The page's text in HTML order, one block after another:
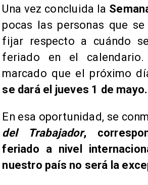
Una vez concluida la
pocas las personas que
fijar respecto a cuándo
feriado en el
marcado que el próximo
se dará el jueves 1 de mayo.
En esa oportunidad, se
del Trabajador,
feriado a nivel
nuestro país no será la